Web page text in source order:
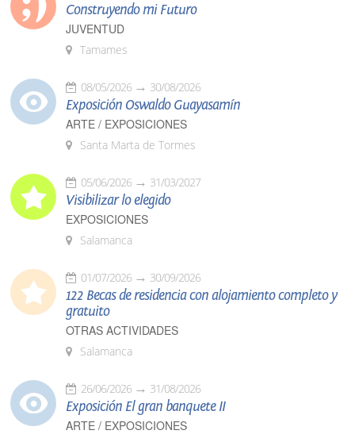
Construyendo mi Futuro
JUVENTUD
Tamames
08/05/2026 30/08/2026
Exposición Oswaldo Guayasamín
ARTE / EXPOSICIONES
Santa Marta de Tormes
05/06/2026 31/03/2027
Visibilizar lo elegido
EXPOSICIONES
Salamanca
01/07/2026 30/09/2026
122 Becas de residencia con alojamiento completo y
gratuito
OTRAS ACTIVIDADES
Salamanca
26/06/2026 31/08/2026
Exposición El gran banquete II
ARTE / EXPOSICIONES